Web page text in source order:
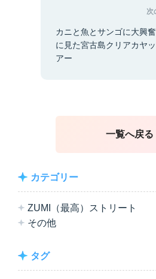
次
カニと魚とサンゴに大興
に見た宮古島クリアカヤ
アー
一覧へ戻る
カテゴリー
ZUMI（最高）ストリート
その他
タグ